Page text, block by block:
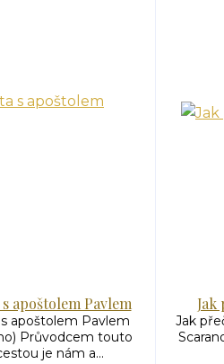
apoštolem Pavlem
apoštolem Pavlem
Průvodcem touto
je nám a...
Jak